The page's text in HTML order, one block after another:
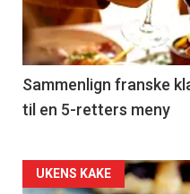
nå
-
5
Sammenlign franske
til en 5-retters meny
Forsiden
UKENS KAKE